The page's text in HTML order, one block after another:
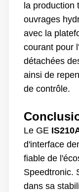
la production
ouvrages
avec la
courant pour
détachées
ainsi de
de contrôle.
Le GE
d'interface
fiable de
Speedtronic.
dans sa